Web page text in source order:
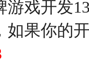
游戏开发
如果你的